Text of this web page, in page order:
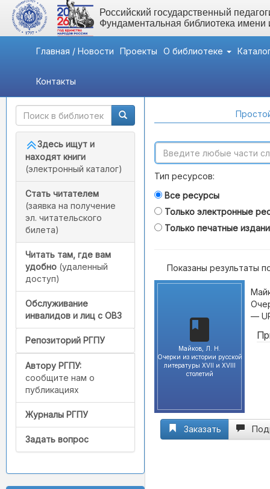
Российский государственный
Фундаментальная библиотека
Главная / Новости Проекты О библиотеке
Контакты
Быстрый доступ
Здесь ищут и
находят книги
(электронный каталог)
Стать читателем
(заявка на получение
эл. читательского
билета)
Читать там, где вам
удобно (удаленный
доступ)
Обслуживание
инвалидов и лиц с ОВЗ
Репозиторий РГПУ
Автору РГПУ:
сообщите нам о
публикациях
Журналы РГПУ
Задать вопрос
Тип ресурсов:
Все ресурсы
Только электронные
Только печатные
Показаны результаты
Майков, Л. Н.
Очерки из истории русской
литературы XVII и XVIII
столетий
—
Заказать